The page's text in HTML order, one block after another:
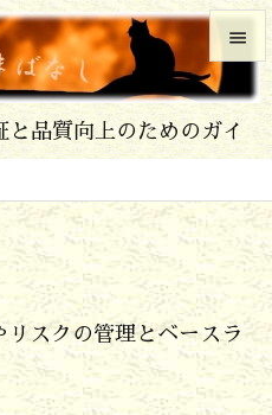
品質向上のためのガイ





検索
スクの管理とベースラ